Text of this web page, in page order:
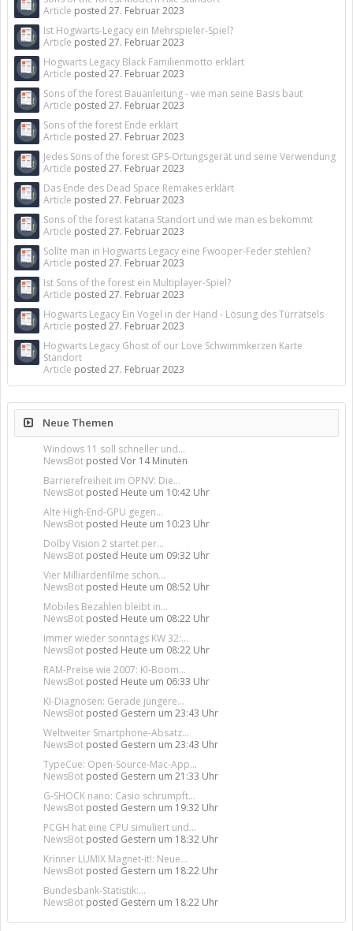
Article posted 27. Februar 2023
Ist Hogwarts-Legacy ein Mehrspieler-Spiel?
Article posted 27. Februar 2023
Hogwarts Legacy Black Familienmotto erklärt
Article posted 27. Februar 2023
Sons of the forest Bauanleitung - wie man seine Basis baut
Article posted 27. Februar 2023
Sons of the forest Ende erklärt
Article posted 27. Februar 2023
Jedes Sons of the forest GPS-Ortungsgerät und seine Verwendung
Article posted 27. Februar 2023
Das Ende des Dead Space Remakes erklärt
Article posted 27. Februar 2023
Sons of the forest katana Standort und wie man es bekommt
Article posted 27. Februar 2023
Sollte man in Hogwarts Legacy eine Fwooper-Feder stehlen?
Article posted 27. Februar 2023
Ist Sons of the forest ein Multiplayer-Spiel?
Article posted 27. Februar 2023
Hogwarts Legacy Ein Vogel in der Hand - Lösung des Türrätsels
Article posted 27. Februar 2023
Hogwarts Legacy Ghost of our Love Schwimmkerzen Karte
Standort
Article posted 27. Februar 2023
Neue Themen
Windows 11 soll schneller und...
NewsBot posted Vor 14 Minuten
Barrierefreiheit im ÖPNV: Die...
NewsBot posted Heute um 10:42 Uhr
Alte High-End-GPU gegen...
NewsBot posted Heute um 10:23 Uhr
Dolby Vision 2 startet per...
NewsBot posted Heute um 09:32 Uhr
Vier Milliardenfilme schon...
NewsBot posted Heute um 08:52 Uhr
Mobiles Bezahlen bleibt in...
NewsBot posted Heute um 08:22 Uhr
Immer wieder sonntags KW 32:...
NewsBot posted Heute um 08:22 Uhr
RAM-Preise wie 2007: KI-Boom...
NewsBot posted Heute um 06:33 Uhr
KI-Diagnosen: Gerade jüngere...
NewsBot posted Gestern um 23:43 Uhr
Weltweiter Smartphone-Absatz...
NewsBot posted Gestern um 23:43 Uhr
TypeCue: Open-Source-Mac-App...
NewsBot posted Gestern um 21:33 Uhr
G-SHOCK nano: Casio schrumpft...
NewsBot posted Gestern um 19:32 Uhr
PCGH hat eine CPU simuliert und...
NewsBot posted Gestern um 18:32 Uhr
Krinner LUMIX Magnet-it!: Neue...
NewsBot posted Gestern um 18:22 Uhr
Bundesbank-Statistik:...
NewsBot posted Gestern um 18:22 Uhr